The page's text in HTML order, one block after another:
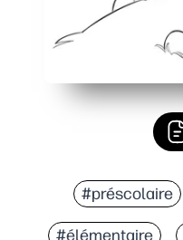
#préscolaire
#élémentaire